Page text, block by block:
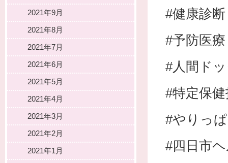
#健康診断
#予防医療
#人間ド
#特定保
#やりっ
#四日市
2021年9月
2021年8月
2021年7月
2021年6月
2021年5月
2021年4月
2021年3月
2021年2月
2021年1月